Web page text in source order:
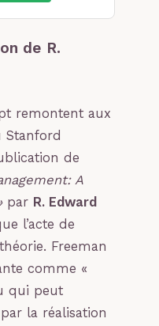
de R.
remontent aux
Stanford
de
A
par R. Edward
l’acte de
Freeman
comme «
qui peut
la réalisation